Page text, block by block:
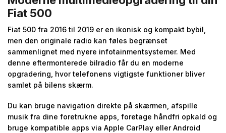
Fiat 500
Fiat 500 fra 2016 til 2019 er en ikonisk og kompakt bybil,
men den originale radio kan føles begrænset
sammenlignet med nyere infotainmentsystemer. Med
denne eftermonterede bilradio får du en moderne
opgradering, hvor telefonens vigtigste funktioner bliver
samlet på bilens skærm.
Du kan bruge navigation direkte på skærmen, afspille
musik fra dine foretrukne apps, foretage håndfri opkald og
bruge kompatible apps via Apple CarPlay eller Android